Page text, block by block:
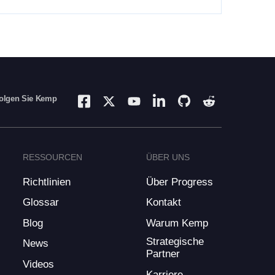
Sie Kemp
RESSOURCEN
Richtlinien
Glossar
Blog
News
Videos
ÜBER UNS
Über Progress
Kontakt
Warum Kemp
Strategische
Partner